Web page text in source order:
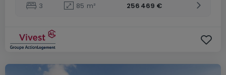
3
85 m² 256 469 €